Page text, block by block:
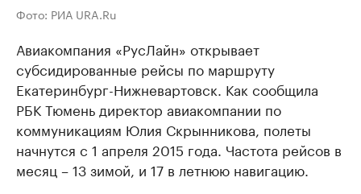
Фото: РИА URA.Ru
Авиакомпания «РусЛайн» открывает
субсидированные рейсы по маршруту
Екатеринбург-Нижневартовск. Как сообщила
РБК Тюмень директор авиакомпании по
коммуникациям Юлия Скрынникова, полеты
начнутся с 1 апреля 2015 года. Частота рейсов в
месяц – 13 зимой, и 17 в летнюю навигацию.